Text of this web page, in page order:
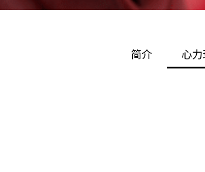
简介 心